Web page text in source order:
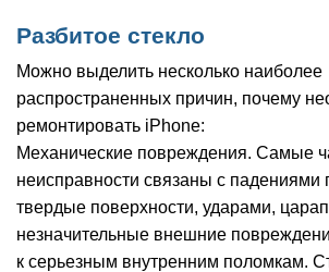
Разбитое стекло
Можно выделить несколько наиболее
распространенных причин, почему
ремонтировать iPhone:
Механические повреждения. Самые
неисправности связаны с падениями
твердые поверхности, ударами,
незначительные внешние
к серьезным внутренним поломкам.